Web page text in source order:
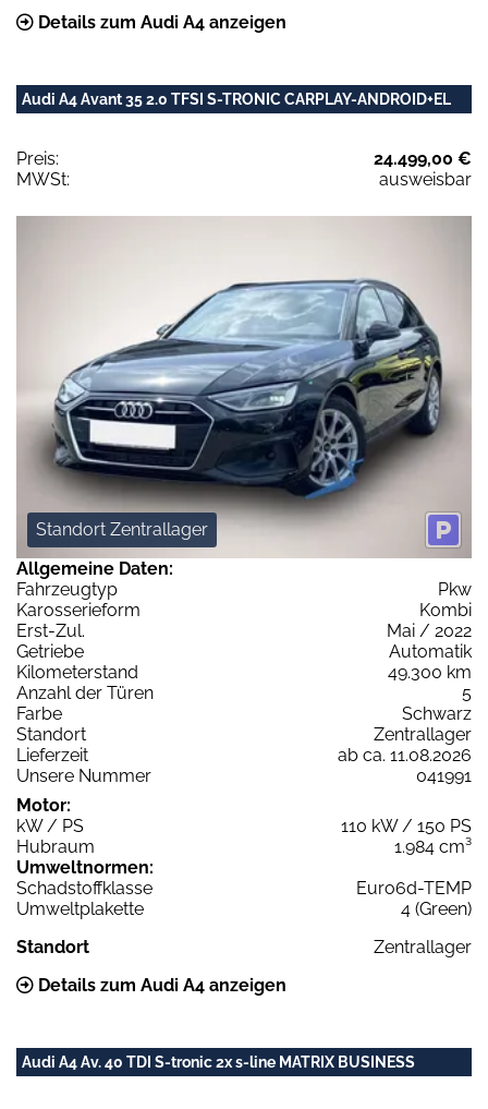
Details zum Audi A4 anzeigen
Audi A4 Avant 35 2.0 TFSI S-TRONIC CARPLAY-ANDROID+EL
Preis:
24.499,00 €
MWSt:
ausweisbar
Standort Zentrallager
Allgemeine Daten:
Fahrzeugtyp
Pkw
Karosserieform
Kombi
Erst-Zul.
Mai / 2022
Getriebe
Automatik
Kilometerstand
49.300 km
Anzahl der Türen
5
Farbe
Schwarz
Standort
Zentrallager
Lieferzeit
ab ca. 11.08.2026
Unsere Nummer
041991
Motor:
kW / PS
110 kW / 150 PS
Hubraum
1.984 cm³
Umweltnormen:
Schadstoffklasse
Euro6d-TEMP
Umweltplakette
4 (Green)
Standort
Zentrallager
Details zum Audi A4 anzeigen
Audi A4 Av. 40 TDI S-tronic 2x s-line MATRIX BUSINESS